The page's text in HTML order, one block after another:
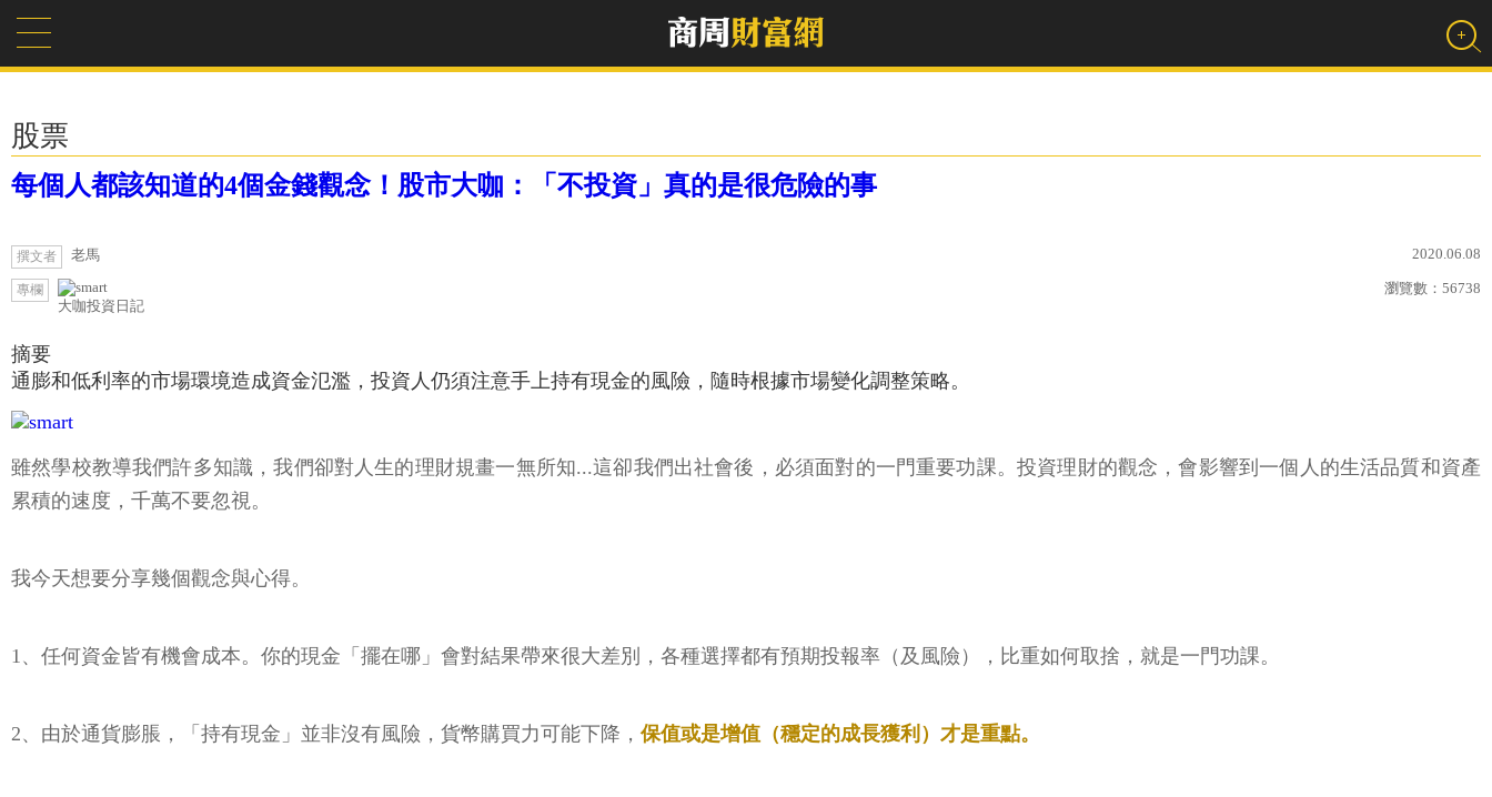
股票
每個人都該知道的4個金錢觀念！股市大咖：「不投資」真的是很危險的事
撰文者 老馬 2020.06.08
專欄
大咖投資日記
瀏覽數： 56738
摘要
通膨和低利率的市場環境造成資金氾濫，投資人仍須注意手上持有現金的風險，隨時根據市場變化調整策略。
雖然學校教導我們許多知識，我們卻對人生的理財規畫一無所知...這卻我們出社會後，必須面對的一門重要功課。投資理財的觀念，會影響到一個人的生活品質和資產
累積的速度，千萬不要忽視。
我今天想要分享幾個觀念與心得。
1、任何資金皆有機會成本。你的現金「擺在哪」會對結果帶來很大差別，各種選擇都有預期投報率（及風險），比重如何取捨，就是一門功課。
2、由於通貨膨脹，「持有現金」並非沒有風險，貨幣購買力可能下降， 保值或是增值（穩定的成長獲利）才是重點。